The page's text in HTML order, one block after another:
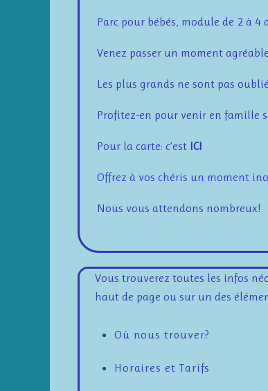
Parc pour bébés, module de 2 à 4
Venez passer un moment
Les plus grands ne sont pas
Profitez-en pour venir en famille
Pour la carte: c’est ICI
Offrez à vos chéris un moment
Nous vous attendons nombreux!
Vous trouverez toutes les infos
haut de page ou sur un des
Où nous trouver?
Horaires et Tarifs